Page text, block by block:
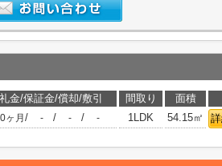
金/保証金/償却/敷引 間取り 面積
0ヶ月 / - / - / - 1LDK 54.15㎡